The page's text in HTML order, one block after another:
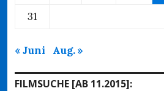
31
« Juni Aug. »
FILMSUCHE [AB 11.2015]: